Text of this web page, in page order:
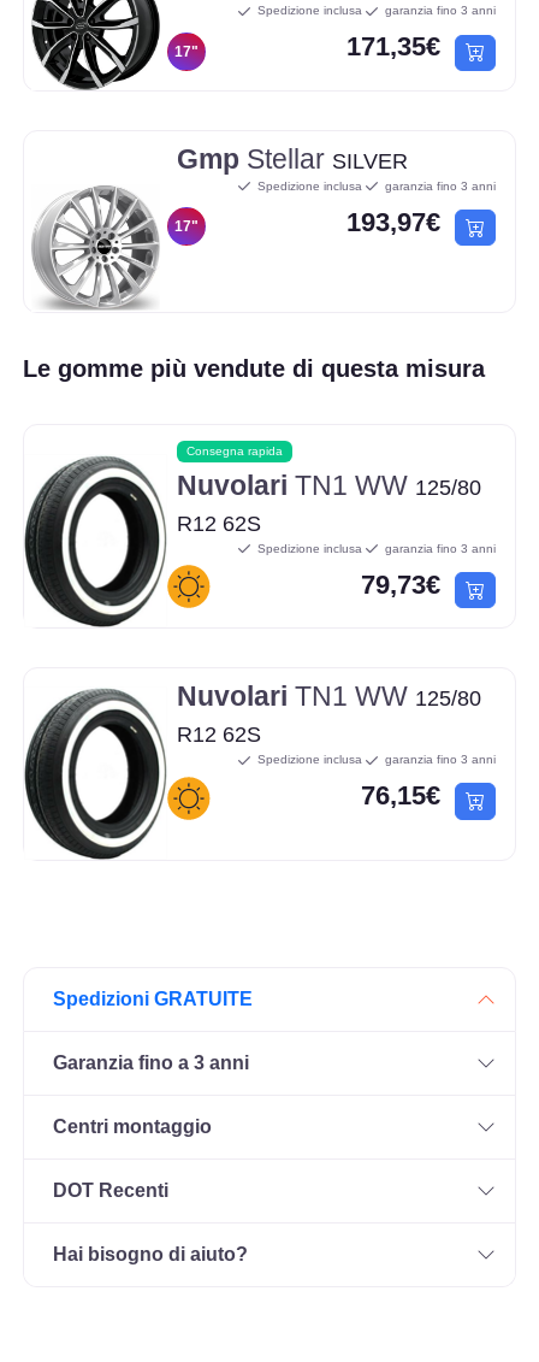
17"
Spedizione inclusa garanzia fino 3 anni
171,35€
Gmp Stellar SILVER
17"
Spedizione inclusa garanzia fino 3 anni
193,97€
Le gomme più vendute di questa misura
Consegna rapida
Nuvolari TN1 WW 125/80
R12 62S
Spedizione inclusa garanzia fino 3 anni
79,73€
Nuvolari TN1 WW 125/80
R12 62S
Spedizione inclusa garanzia fino 3 anni
76,15€
Spedizioni GRATUITE
Garanzia fino a 3 anni
Centri montaggio
DOT Recenti
Hai bisogno di aiuto?